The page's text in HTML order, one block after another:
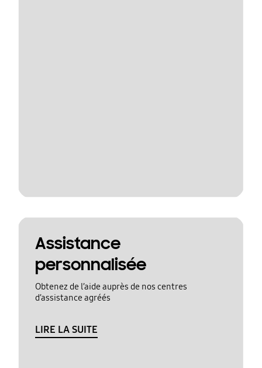
Assistance
personnalisée
Obtenez de l’aide auprès de nos centres
d’assistance agréés
LIRE LA SUITE